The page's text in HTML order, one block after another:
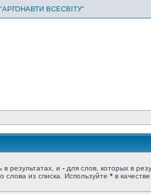
"АРГОНАВТИ ВСЕСВІТУ"
результатах, и - для слов, которых в
слова из списка. Используйте * в